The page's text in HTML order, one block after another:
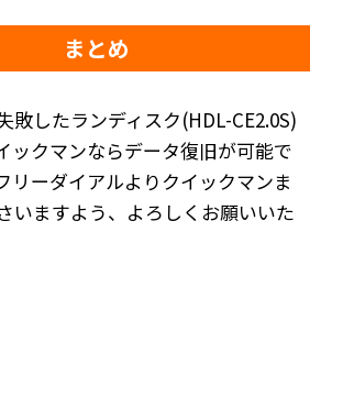
まとめ
敗したランディスク(HDL-CE2.0S)
ックマンならデータ復旧が可能で
リーダイアルよりクイックマンま
いますよう、よろしくお願いいた